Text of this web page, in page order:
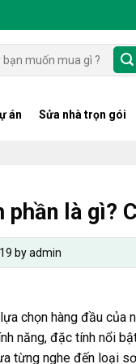
án Sửa nhà trọn gói
phần là gì?
byadmin
chọn hàng đầu của
năng, đặc tính nổi
từng nghe đến loại